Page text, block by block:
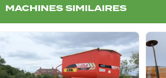
MACHINES SIMILAIRES